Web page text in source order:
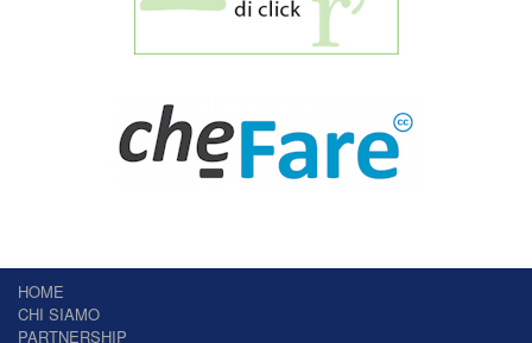
HOME
CHI SIAMO
PARTNERSHIP